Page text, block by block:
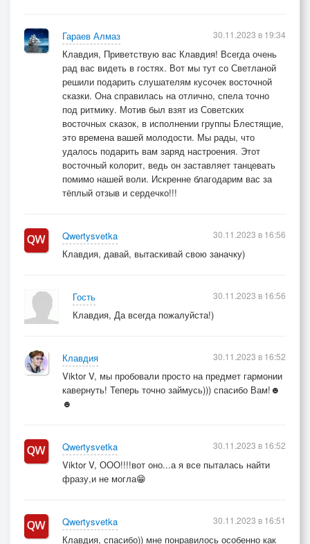
Гараев Алмаз
Клавдия, Приветствую вас Клавдия! Всегда очень
рад вас видеть в гостях. Вот мы тут со Светланой
решили подарить слушателям кусочек восточной
сказки. Она справилась на отлично, спела точно
под ритмику. Мотив был взят из Советских
восточных сказок, в исполнении группы Блестящие,
это времена вашей молодости. Мы рады, что
удалось подарить вам заряд настроения. Этот
восточный колорит, ведь он заставляет танцевать
помимо нашей воли. Искренне благодарим вас за
тёплый отзыв и сердечко!!!
30.11.2023 в 19:34
Qwertysvetka
Клавдия, давай, вытаскивай свою заначку)
30.11.2023 в 16:56
Гость
Клавдия, Да всегда пожалуйста!)
30.11.2023 в 16:56
Клавдия
Viktor V, мы пробовали просто на предмет гармонии
кавернуть! Теперь точно займусь))) спасибо Вам!☻
☻
30.11.2023 в 16:52
Qwertysvetka
Viktor V, ООО!!!!вот оно...а я все пыталась найти
фразу,и не могла😁
30.11.2023 в 16:52
Qwertysvetka
Клавдия, спасибо)) мне понравилось особенно как
30.11.2023 в 16:51